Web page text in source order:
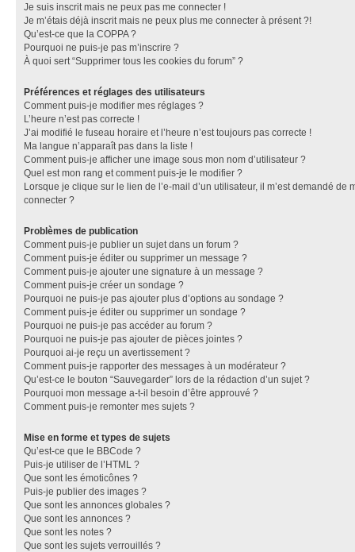
Je suis inscrit mais ne peux pas me connecter !
Je m’étais déjà inscrit mais ne peux plus me connecter à présent ?!
Qu’est-ce que la COPPA ?
Pourquoi ne puis-je pas m’inscrire ?
À quoi sert “Supprimer tous les cookies du forum” ?
Préférences et réglages des utilisateurs
Comment puis-je modifier mes réglages ?
L’heure n’est pas correcte !
J’ai modifié le fuseau horaire et l’heure n’est toujours pas correcte !
Ma langue n’apparaît pas dans la liste !
Comment puis-je afficher une image sous mon nom d’utilisateur ?
Quel est mon rang et comment puis-je le modifier ?
Lorsque je clique sur le lien de l’e-mail d’un utilisateur, il m’est demandé de
connecter ?
Problèmes de publication
Comment puis-je publier un sujet dans un forum ?
Comment puis-je éditer ou supprimer un message ?
Comment puis-je ajouter une signature à un message ?
Comment puis-je créer un sondage ?
Pourquoi ne puis-je pas ajouter plus d’options au sondage ?
Comment puis-je éditer ou supprimer un sondage ?
Pourquoi ne puis-je pas accéder au forum ?
Pourquoi ne puis-je pas ajouter de pièces jointes ?
Pourquoi ai-je reçu un avertissement ?
Comment puis-je rapporter des messages à un modérateur ?
Qu’est-ce le bouton “Sauvegarder” lors de la rédaction d’un sujet ?
Pourquoi mon message a-t-il besoin d’être approuvé ?
Comment puis-je remonter mes sujets ?
Mise en forme et types de sujets
Qu’est-ce que le BBCode ?
Puis-je utiliser de l’HTML ?
Que sont les émoticônes ?
Puis-je publier des images ?
Que sont les annonces globales ?
Que sont les annonces ?
Que sont les notes ?
Que sont les sujets verrouillés ?